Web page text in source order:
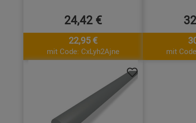
24,42 €
22,95 €
mit Code: CxLyh2Ajne mit